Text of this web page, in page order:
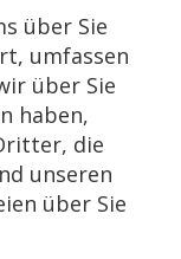
über Sie
umfassen
über Sie
haben,
die
unseren
über Sie